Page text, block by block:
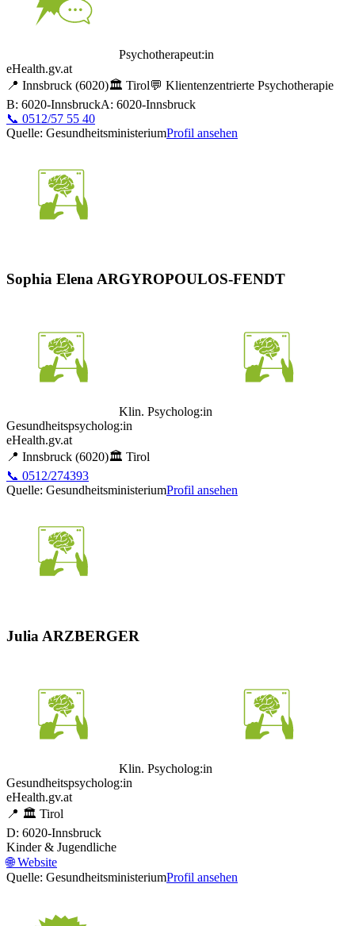
Psychotherapeut:in
eHealth.gv.at
📍 Innsbruck (6020)🏛️ Tirol💬 Klientenzentrierte Psychotherapie
B: 6020-InnsbruckA: 6020-Innsbruck
📞 0512/57 55 40
Quelle: GesundheitsministeriumProfil ansehen
Sophia Elena ARGYROPOULOS-FENDT
Klin. Psycholog:in
Gesundheitspsycholog:in
eHealth.gv.at
📍 Innsbruck (6020)🏛️ Tirol
📞 0512/274393
Quelle: GesundheitsministeriumProfil ansehen
Julia ARZBERGER
Klin. Psycholog:in
Gesundheitspsycholog:in
eHealth.gv.at
📍 🏛️ Tirol
D: 6020-Innsbruck
Kinder & Jugendliche
🌐Website
Quelle: GesundheitsministeriumProfil ansehen